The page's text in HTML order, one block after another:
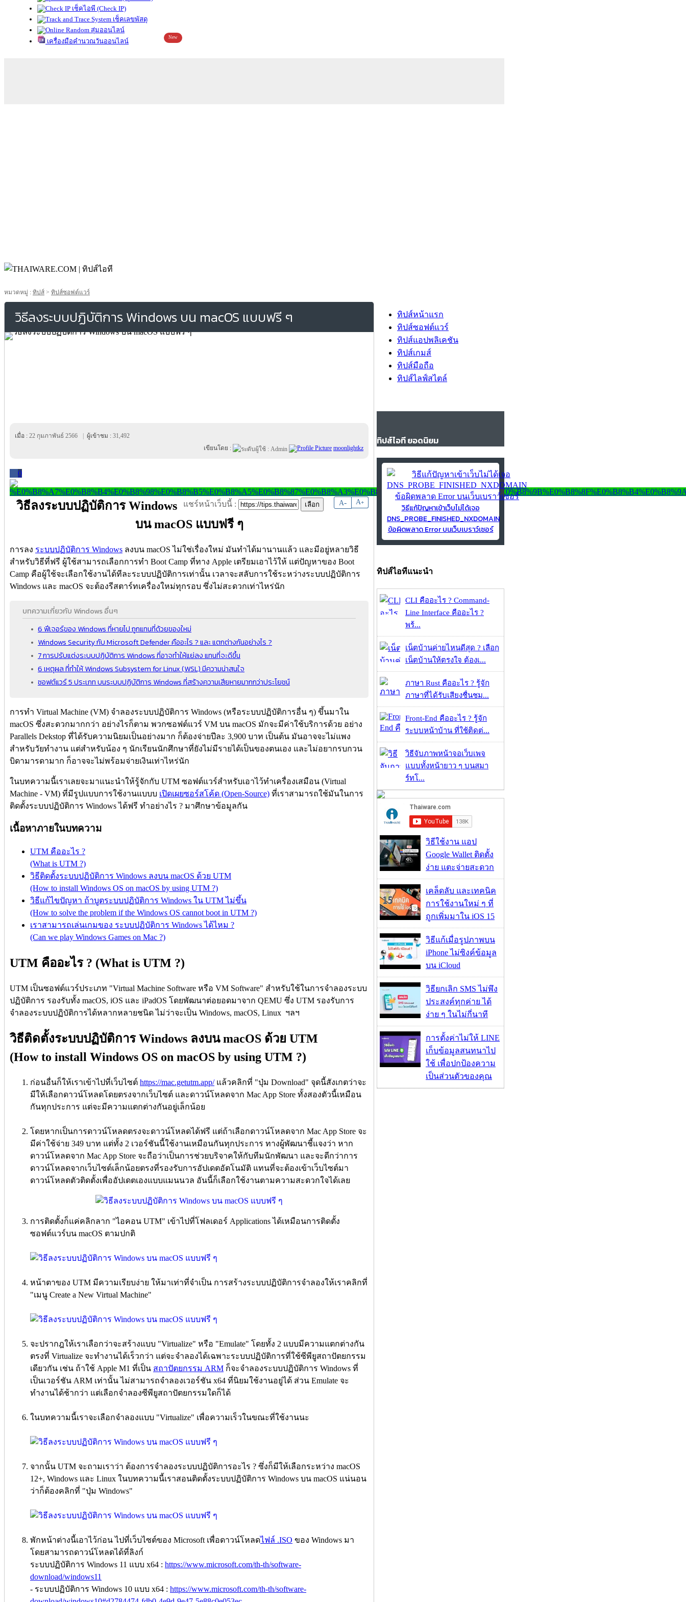
เช็คไอพี (Check IP)
เช็คเลขพัสดุ
สุ่มออนไลน์
เครื่องมือคำนวณวันออนไลน์
New
หมวดหมู่ : ทิปส์ > ทิปส์ซอฟต์แวร์
วิธีลงระบบปฏิบัติการ Windows บน macOS แบบฟรี ๆ
เมื่อ : 22 กุมภาพันธ์ 2566 ผู้เข้าชม : 31,492
เขียนโดย :
moonlightkz
0
A- A+
แชร์หน้าเว็บนี้ :
วิธีลงระบบปฏิบัติการ Windows
บน macOS แบบฟรี ๆ
การลง ระบบปฏิบัติการ Windows ลงบน macOS ไม่ใช่เรื่องใหม่ มันทำได้มานานแล้ว และมีอยู่หลายวิธี
สำหรับวิธีที่ฟรี ผู้ใช้สามารถเลือกการทำ Boot Camp ที่ทาง Apple เตรียมเอาไว้ให้ แต่ปัญหาของ Boot
Camp คือผู้ใช้จะเลือกใช้งานได้ทีละระบบปฏิบัติการเท่านั้น เวลาจะสลับการใช้ระหว่างระบบปฏิบัติการ
Windows และ macOS จะต้องรีสตาร์ทเครื่องใหม่ทุกรอบ ซึ่งไม่สะดวกเท่าไหร่นัก
บทความเกี่ยวกับ Windows อื่นๆ
6 ฟีเจอร์ของ Windows ที่หายไป ถูกแทนที่ด้วยของใหม่
Windows Security กับ Microsoft Defender คืออะไร ? และ แตกต่างกันอย่างไร ?
7 การปรับแต่งระบบปฏิบัติการ Windows ที่อาจทำให้แย่ลง แทนที่จะดีขึ้น
6 เหตุผล ที่ทำให้ Windows Subsystem for Linux (WSL) มีความน่าสนใจ
ซอฟต์แวร์ 5 ประเภท บนระบบปฏิบัติการ Windows ที่สร้างความเสียหายมากกว่าประโยชน์
การทำ Virtual Machine (VM) จำลองระบบปฏิบัติการ Windows (หรือระบบปฏิบัติการอื่น ๆ) ขึ้นมาใน
macOS ซึ่งสะดวกมากกว่า อย่างไรก็ตาม พวกซอฟต์แวร์ VM บน macOS มักจะมีค่าใช้บริการด้วย อย่าง
Parallels Dekstop ที่ได้รับความนิยมเป็นอย่างมาก ก็ต้องจ่ายปีละ 3,900 บาท เป็นต้น มันอาจจะไม่แพง
สำหรับวัยทำงาน แต่สำหรับน้อง ๆ นักเรียนนักศึกษาที่ยังไม่มีรายได้เป็นของตนเอง และไม่อยากรบกวน
บิดามารดามาก ก็อาจจะไม่พร้อมจ่ายเงินเท่าไหร่นัก
ในบทความนี้เราเลยจะมาแนะนำให้รู้จักกับ UTM ซอฟต์แวร์สำหรับเอาไว้ทำเครื่องเสมือน (Virtual
Machine - VM) ที่มีรูปแบบการใช้งานแบบบ เปิดเผยซอร์สโค้ด (Open-Source) ที่เราสามารถใช้มันในการ
ติดตั้งระบบปฏิบัติการ Windows ได้ฟรี ทำอย่างไร ? มาศึกษาข้อมูลกัน
เนื้อหาภายในบทความ
UTM คืออะไร ?
(What is UTM ?)
วิธีติดตั้งระบบปฏิบัติการ Windows ลงบน macOS ด้วย UTM
(How to install Windows OS on macOS by using UTM ?)
วิธีแก้ไขปัญหา ถ้าบูตระบบปฏิบัติการ Windows ใน UTM ไม่ขึ้น
(How to solve the problem if the Windows OS cannot boot in UTM ?)
เราสามารถเล่นเกมของ ระบบปฏิบัติการ Windows ได้ไหม ?
(Can we play Windows Games on Mac ?)
UTM คืออะไร ? (What is UTM ?)
UTM เป็นซอฟต์แวร์ประเภท "Virtual Machine Software หรือ VM Software" สำหรับใช้ในการจำลองระบบ
ปฏิบัติการ รองรับทั้ง macOS, iOS และ iPadOS โดยพัฒนาต่อยอดมาจาก QEMU ซึ่ง UTM รองรับการ
จำลองระบบปฏิบัติการได้หลากหลายชนิด ไม่ว่าจะเป็น Windows, macOS, Linux ฯลฯ
วิธีติดตั้งระบบปฏิบัติการ Windows ลงบน macOS ด้วย UTM
(How to install Windows OS on macOS by using UTM ?)
ก่อนอื่นก็ให้เราเข้าไปที่เว็บไซต์ https://mac.getutm.app/แล้วคลิกที่ "ปุ่ม Download" จุดนี้สังเกตว่าจะ
มีให้เลือกดาวน์โหลดโดยตรงจากเว็บไซต์ และดาวน์โหลดจาก Mac App Store ทั้งสองตัวนี้เหมือน
กันทุกประการ แต่จะมีความแตกต่างกันอยู่เล็กน้อย
โดยหากเป็นการดาวน์โหลดตรงจะดาวน์โหลดได้ฟรี แต่ถ้าเลือกดาวน์โหลดจาก Mac App Store จะ
มีค่าใช้จ่าย 349 บาท แต่ทั้ง 2 เวอร์ชันนี้ใช้งานเหมือนกันทุกประการ ทางผู้พัฒนาชี้แจงว่า หาก
ดาวน์โหลดจาก Mac App Store จะถือว่าเป็นการช่วยบริจาคให้กับทีมนักพัฒนา และจะดีกว่าการ
ดาวน์โหลดจากเว็บไซต์เล็กน้อยตรงที่รองรับการอัปเดตอัตโนมัติ แทนที่จะต้องเข้าเว็บไซต์มา
ดาวน์โหลดตัวติดตั้งเพื่ออัปเดตเองแบบแมนนวล อันนี้ก็เลือกใช้งานตามความสะดวกใจได้เลย
การติดตั้งก็แค่คลิกลาก "ไอคอน UTM" เข้าไปที่โฟลเดอร์ Applications ได้เหมือนการติดตั้ง
ซอฟต์แวร์บน macOS ตามปกติ
หน้าตาของ UTM มีความเรียบง่าย ให้มาเท่าที่จำเป็น การสร้างระบบปฏิบัติการจำลองให้เราคลิกที่
"เมนู Create a New Virtual Machine"
จะปรากฎให้เราเลือกว่าจะสร้างแบบ "Virtualize" หรือ "Emulate" โดยทั้ง 2 แบบมีความแตกต่างกัน
ตรงที่ Virtualize จะทำงานได้เร็วกว่า แต่จะจำลองได้เฉพาะระบบปฏิบัติการที่ใช้ซีพียูสถาปัตยกรรม
เดียวกัน เช่น ถ้าใช้ Apple M1 ที่เป็น สถาปัตยกรรม ARM ก็จะจำลองระบบปฏิบัติการ Windows ที่
เป็นเวอร์ชัน ARM เท่านั้น ไม่สามารถจำลองเวอร์ชัน x64 ที่นิยมใช้งานอยู่ได้ ส่วน Emulate จะ
ทำงานได้ช้ากว่า แต่เลือกจำลองซีพียูสถาปัตยกรรมใดก็ได้
ในบทความนี้เราจะเลือกจำลองแบบ "Virtualize" เพื่อความเร็วในขณะที่ใช้งานนะ
จากนั้น UTM จะถามเราว่า ต้องการจำลองระบบปฏิบัติการอะไร ? ซึ่งก็มีให้เลือกระหว่าง macOS
12+, Windows และ Linux ในบทความนี้เราสอนติดตั้งระบบปฏิบัติการ Windows บน macOS แน่นอน
ว่าก็ต้องคลิกที่ "ปุ่ม Windows"
พักหน้าต่างนี้เอาไว้ก่อน ไปที่เว็บไซต์ของ Microsoft เพื่อดาวน์โหลดไฟล์ .ISO ของ Windows มา
โดยสามารถดาวน์โหลดได้ที่ลิงก์
ระบบปฏิบัติการ Windows 11 แบบ x64 : https://www.microsoft.com/th-th/software-
download/windows11
- ระบบปฏิบัติการ Windows 10 แบบ x64 : https://www.microsoft.com/th-th/software-
ทิปส์หน้าแรก
ทิปส์ซอฟต์แวร์
ทิปส์แอปพลิเคชัน
ทิปส์เกมส์
ทิปส์มือถือ
ทิปส์ไลฟ์สไตล์
ทิปส์ไอที ยอดนิยม
วิธีแก้ปัญหาเข้าเว็บไม่ได้เจอ
DNS_PROBE_FINISHED_NXDOMAIN
ข้อผิดพลาด Error บนเว็บเบราว์เซอร์
ทิปส์ไอทีแนะนำ
CLI คืออะไร ? Command-
Line Interface คืออะไร ?
พร้...
เน็ตบ้านค่ายไหนดีสุด ? เลือก
เน็ตบ้านให้ตรงใจ ต้องเ...
ภาษา Rust คืออะไร ? รู้จัก
ภาษาที่ได้รับเสียงชื่นชม...
Front-End คืออะไร ? รู้จัก
ระบบหน้าบ้าน ที่ใช้ติดต่...
วิธีจับภาพหน้าจอเว็บเพจ
แบบทั้งหน้ายาว ๆ บนสมา
ร์ทโ...
วิธีใช้งาน แอป
Google Wallet ติดตั้ง
ง่าย แตะจ่ายสะดวก
เคล็ดลับ และเทคนิค
การใช้งานใหม่ ๆ ที่
ถูกเพิ่มมาใน iOS 15
วิธีแก้เมื่อรูปภาพบน
iPhone ไม่ซิงค์ข้อมูล
บน iCloud
วิธียกเลิก SMS ไม่พึง
ประสงค์ทุกค่าย ได้
ง่าย ๆ ในไม่กี่นาที
การตั้งค่าไม่ให้ LINE
เก็บข้อมูลสนทนาไป
ใช้ เพื่อปกป้องความ
เป็นส่วนตัวของคุณ